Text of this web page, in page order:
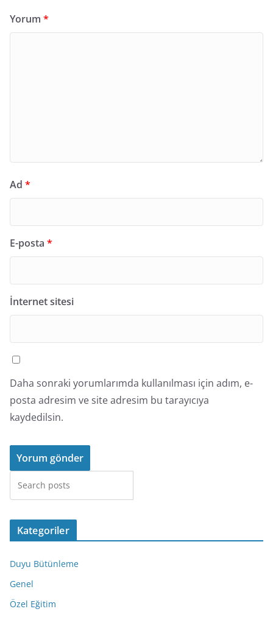
Yorum *
Ad *
E-posta *
İnternet sitesi
Daha sonraki yorumlarımda kullanılması için adım, e-
posta adresim ve site adresim bu tarayıcıya
kaydedilsin.
Kategoriler
Duyu Bütünleme
Genel
Özel Eğitim